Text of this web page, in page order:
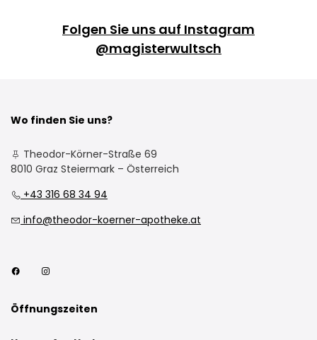
Folgen Sie uns auf Instagram
@magisterwultsch
Wo finden Sie uns?
Theodor-Körner-Straße 69
8010 Graz Steiermark – Österreich
+43 316 68 34 94
info@theodor-koerner-apotheke.at
Öffnungszeiten